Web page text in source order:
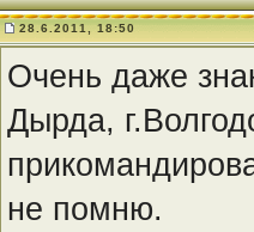
28.6.2011, 18:50
Очень даже
Дырда,
не помню.